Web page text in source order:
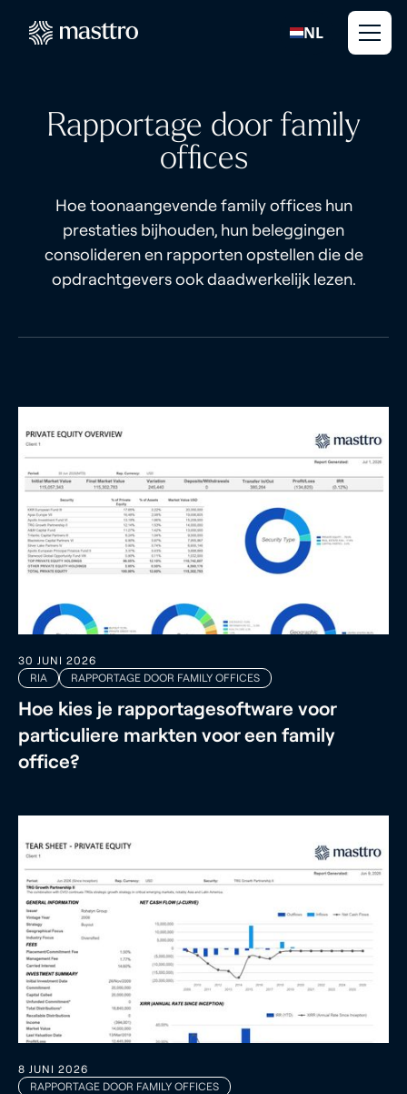
NL
Rapportage door family
offices
Hoe toonaangevende family offices hun
prestaties bijhouden, hun beleggingen
consolideren en rapporten opstellen die de
opdrachtgevers ook daadwerkelijk lezen.
30 JUNI 2026
RIA
RAPPORTAGE DOOR FAMILY OFFICES
Hoe kies je rapportagesoftware voor
particuliere markten voor een family
office?
8 JUNI 2026
RAPPORTAGE DOOR FAMILY OFFICES